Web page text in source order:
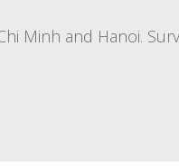
Minh and Hanoi.